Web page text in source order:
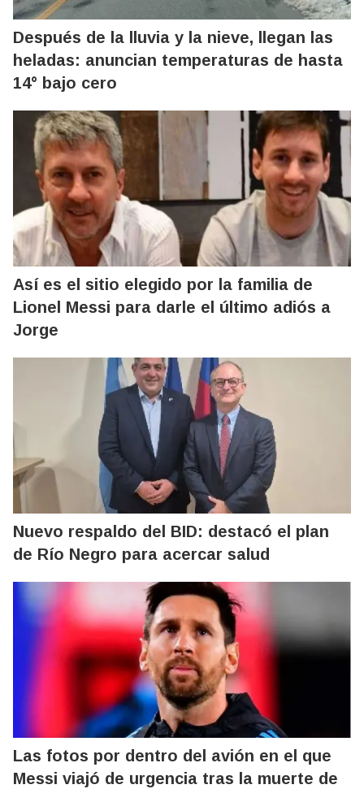
Después de la lluvia y la nieve, llegan las
heladas: anuncian temperaturas de hasta
14° bajo cero
Así es el sitio elegido por la familia de
Lionel Messi para darle el último adiós a
Jorge
Nuevo respaldo del BID: destacó el plan
de Río Negro para acercar salud
Las fotos por dentro del avión en el que
Messi viajó de urgencia tras la muerte de